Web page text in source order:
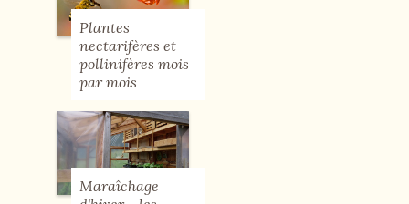
Plantes
nectarifères et
pollinifères mois
par mois
Maraîchage